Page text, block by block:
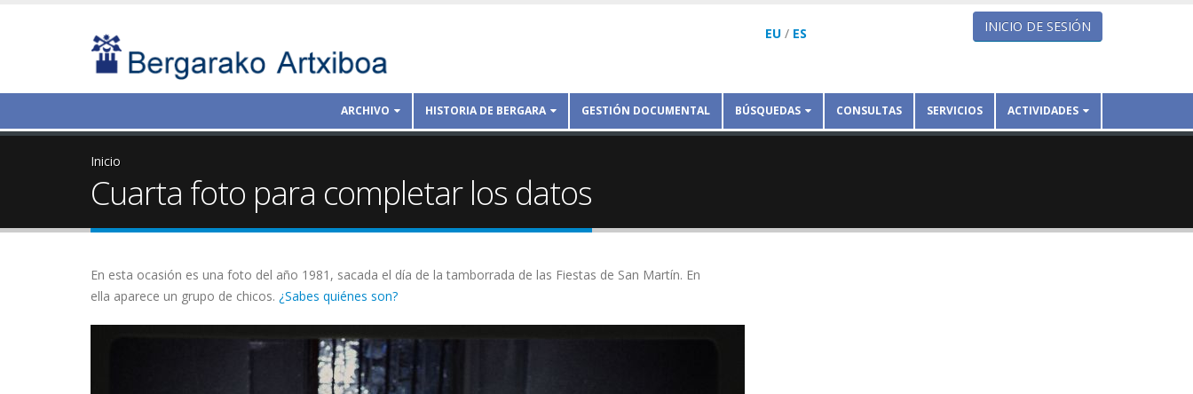
EU / ES INICIO DE SESIÓN
ARCHIVO HISTORIA DE BERGARA GESTIÓN DOCUMENTAL BÚSQUEDAS CONSULTAS SERVICIOS ACTIVIDADES
Inicio
Cuarta foto para completar los datos
En esta ocasión es una foto del año 1981, sacada el día de la tamborrada de las Fiestas de San Martín. En
ella aparece un grupo de chicos. ¿Sabes quiénes son?